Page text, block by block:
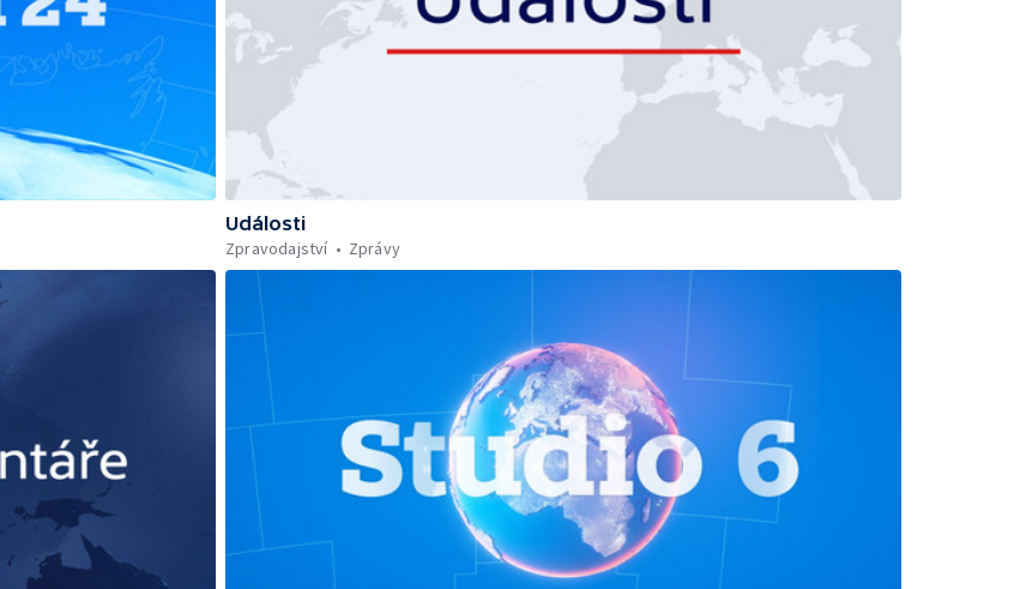
Události
Zpravodajství
Zprávy